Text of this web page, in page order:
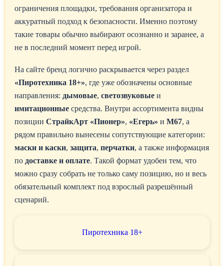
ограничения площадки, требования организатора и
аккуратный подход к безопасности. Именно поэтому
такие товары обычно выбирают осознанно и заранее, а
не в последний момент перед игрой.
На сайте бренд логично раскрывается через раздел
«Пиротехника 18+», где уже обозначены основные
направления: дымовые, светозвуковые и
имитационные средства. Внутри ассортимента видны
позиции СтрайкАрт «Пионер», «Егерь» и M67, а
рядом правильно вынесены сопутствующие категории:
маски и каски, защита, перчатки, а также информация
по доставке и оплате. Такой формат удобен тем, что
можно сразу собрать не только саму позицию, но и весь
обязательный комплект под взрослый разрешённый
сценарий.
Пиротехника 18+